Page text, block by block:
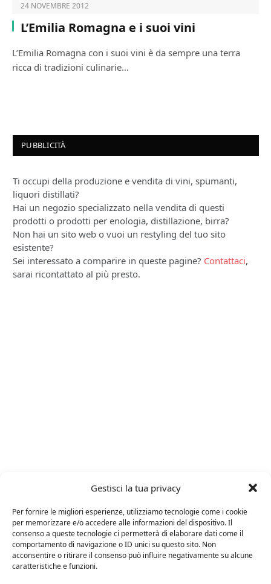
Gestisci la tua privacy
Per fornire le migliori esperienze, utilizziamo tecnologie come i cookie
per memorizzare e/o accedere alle informazioni del dispositivo. Il
consenso a queste tecnologie ci permetterà di elaborare dati come il
comportamento di navigazione o ID unici su questo sito. Non
acconsentire o ritirare il consenso può influire negativamente su alcune
caratteristiche e funzioni.
24 NOVEMBRE 2012
L’Emilia Romagna e i suoi vini
L’Emilia Romagna con i suoi vini è da sempre una terra
ricca di tradizioni culinarie…
PUBBLICITÀ
Ti occupi della produzione e vendita di vini, spumanti,
liquori distillati?
Hai un negozio specializzato nella vendita di questi
prodotti o prodotti per enologia, distillazione, birra?
Non hai un sito web o vuoi un restyling del tuo sito
esistente?
Sei interessato a comparire in queste pagine? Contattaci,
sarai ricontattato al più presto.
24 FEBBRAIO 2025
Distillati di frutta africani